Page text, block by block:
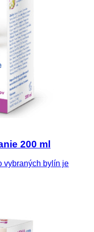
200 ml
vybraných bylín je